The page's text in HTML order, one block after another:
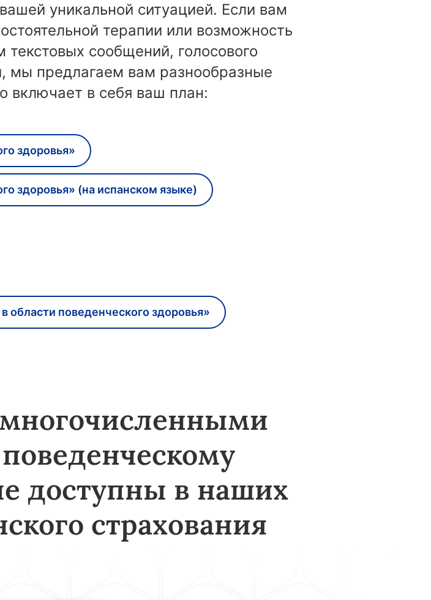
уникальной ситуацией. Если вам
терапии или возможность
сообщений, голосового
мы предлагаем вам разнообразные
включает в себя ваш план:
здоровья»
здоровья» (на испанском языке)
области поведенческого здоровья»
доступны в наших
страхования